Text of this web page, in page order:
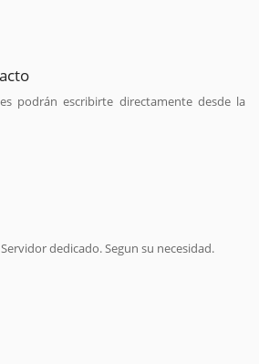
podrán escribirte directamente desde la
dedicado. Segun su necesidad.